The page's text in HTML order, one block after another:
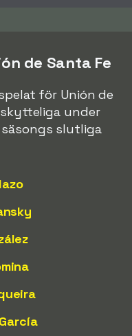
de Santa Fe
för Unión de
under
slutliga